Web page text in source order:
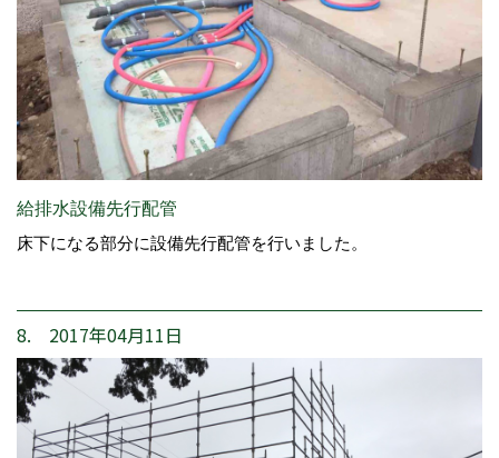
給排水設備先行配管
床下になる部分に設備先行配管を行いました。
8. 2017年04月11日